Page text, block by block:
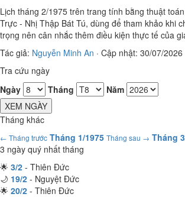
Lịch tháng 2/1975 trên trang tính bằng thuật
Trực - Nhị Thập Bát Tú, dùng để tham khảo khi
trọng nên cân nhắc thêm điều kiện thực tế của
Tác giả: Nguyễn Minh An · Cập nhật: 30/07/2026
Tra cứu ngày
Ngày
Tháng
Năm
XEM NGÀY
Tháng khác
← Tháng trước Tháng 1/1975 Tháng sau → Tháng
3 ngày quý nhất tháng
🌟 3/2 - Thiên Đức
🌙 19/2 - Nguyệt Đức
🌟 20/2 - Thiên Đức